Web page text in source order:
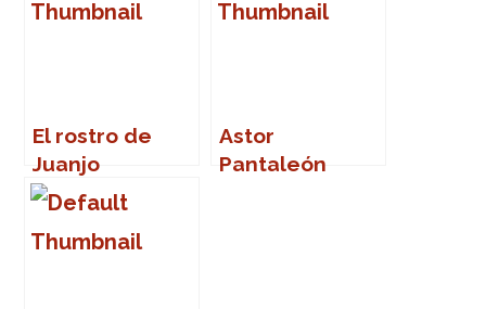
El rostro de
Juanjo
Cardenal
Astor
Pantaleón